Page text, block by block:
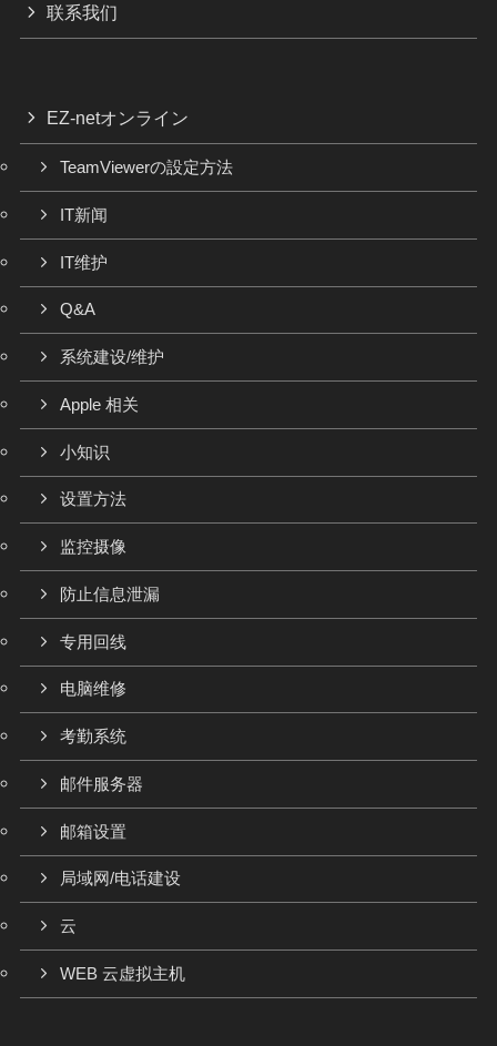
联系我们
EZ-netオンライン
TeamViewerの設定方法
IT新闻
IT维护
Q&A
系统建设/维护
Apple 相关
小知识
设置方法
监控摄像
防止信息泄漏
专用回线
电脑维修
考勤系统
邮件服务器
邮箱设置
局域网/电话建设
云
WEB 云虚拟主机